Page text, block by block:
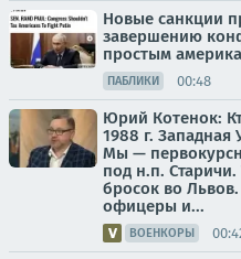
Новые санкции
завершению
простым
ПАБЛИКИ 00:48
Юрий Котенок:
1988 г. Западная
Мы —
под н.п.
бросок во
офицеры и...
ВОЕНКОРЫ